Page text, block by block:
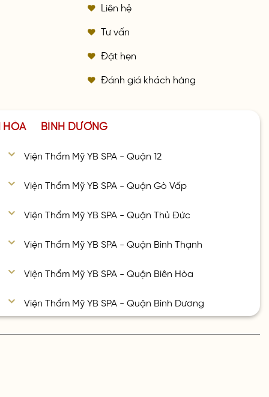
Liên hệ
Tư vấn
Đặt hẹn
Đánh giá khách hàng
HÒA BÌNH DƯƠNG
Viện Thẩm Mỹ YB SPA - Quận 12
Viện Thẩm Mỹ YB SPA - Quận Gò Vấp
Viện Thẩm Mỹ YB SPA - Quận Thủ Đức
Viện Thẩm Mỹ YB SPA - Quận Bình Thạnh
Viện Thẩm Mỹ YB SPA - Quận Biên Hòa
Viện Thẩm Mỹ YB SPA - Quận Bình Dương